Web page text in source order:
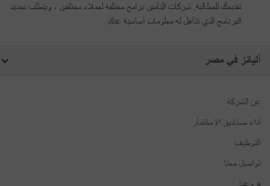
تقديمك للمطالبة. شركات التأمين برامج مختلفة لعملاء مختلفين ، ويتطلب تحديد
البرنامج الذي تتأهل له معلومات أساسية عنك.
أليانز في مصر
عن الشركة
أداء صناديق الاستثمار
التوظيف
تواصل معنا
فروعنا